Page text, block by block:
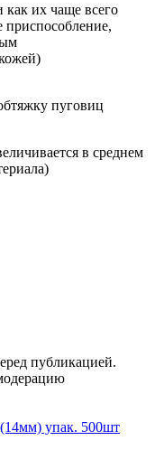
их чаще всего
приспособление,
пуговиц
в среднем
публикацией.